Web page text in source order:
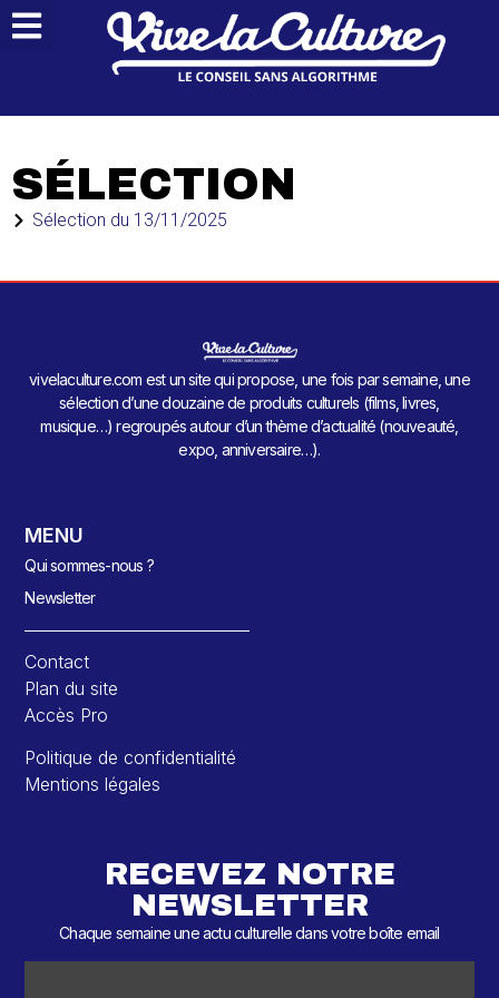
SÉLECTION
Sélection du 13/11/2025
vivelaculture.com est un site qui propose, une fois par semaine, une
sélection d’une douzaine de produits culturels (films, livres,
musique…) regroupés autour d’un thème d’actualité (nouveauté,
expo, anniversaire…).
MENU
Qui sommes-nous ?
Newsletter
Contact
Plan du site
Accès Pro
Politique de confidentialité
Mentions légales
RECEVEZ NOTRE
NEWSLETTER
Chaque semaine une actu culturelle dans votre boîte email